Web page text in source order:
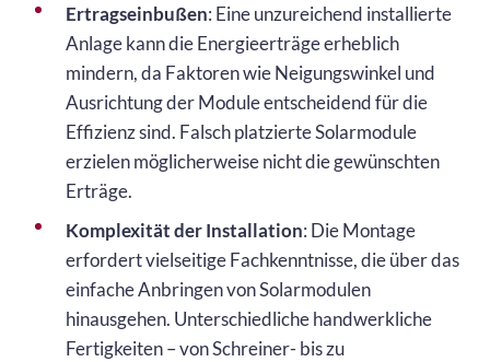
Ertragseinbußen: Eine unzureichend installierte
Anlage kann die Energieerträge erheblich
mindern, da Faktoren wie Neigungswinkel und
Ausrichtung der Module entscheidend für die
Effizienz sind. Falsch platzierte Solarmodule
erzielen möglicherweise nicht die gewünschten
Erträge.
Komplexität der Installation: Die Montage
erfordert vielseitige Fachkenntnisse, die über das
einfache Anbringen von Solarmodulen
hinausgehen. Unterschiedliche handwerkliche
Fertigkeiten – von Schreiner- bis zu